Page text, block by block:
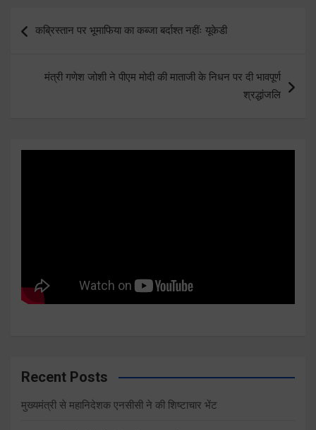
navigation
कब्रिस्तान पर भूमाफिया का कब्जा बर्दाश्त नहींः यूकेडी
मंत्री गणेश जोशी ने पीएम मोदी की माताजी के निधन पर दी भावपूर्ण
श्रद्धांजलि
Recent Posts
मुख्यमंत्री से महानिदेशक एनसीसी ने की शिष्टाचार भेंट